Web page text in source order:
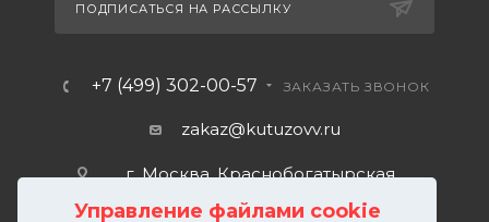
Управление файлами cookie
ПОДПИСАТЬСЯ НА РАССЫЛКУ
+7 (499) 302-00-57 ЗАКАЗАТЬ ЗВОНОК
zakaz@kutuzovv.ru
г. Москва, Краснобогатырская